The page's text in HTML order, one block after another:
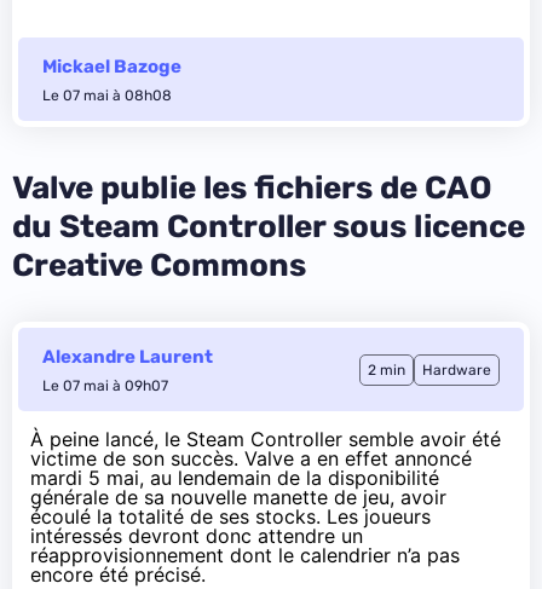
Mickael Bazoge
Le 07 mai à 08h08
Valve publie les fichiers de CAO
du Steam Controller sous licence
Creative Commons
Alexandre Laurent
Le 07 mai à 09h07
2 min Hardware
À peine lancé, le Steam Controller semble avoir été
victime de son succès. Valve a en effet annoncé
mardi 5 mai, au lendemain de la disponibilité
générale de sa nouvelle manette de jeu, avoir
écoulé la totalité de ses stocks. Les joueurs
intéressés devront donc attendre un
réapprovisionnement dont le calendrier n’a pas
encore été précisé.